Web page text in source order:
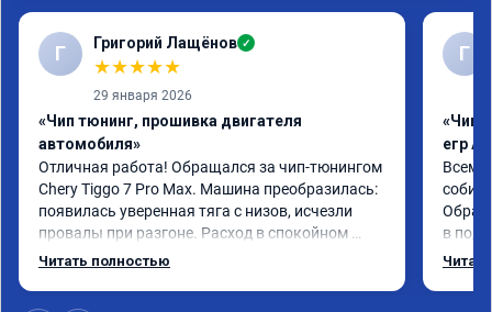
Г Григорий Лащёнов ✓
★★★★★
29 января 2026
«Чип тюнинг, прошивка двигателя
автомобиля»
Отличная работа! Обращался за чип-тюнингом
Chery Tiggo 7 Pro Max. Машина преобразилась:
появилась уверенная тяга с низов, исчезли
провалы при разгоне. Расход в спокойном
режиме даже немного снизился. Все сделали
Читать полностью
Г
«Чип
егр
Всем
в